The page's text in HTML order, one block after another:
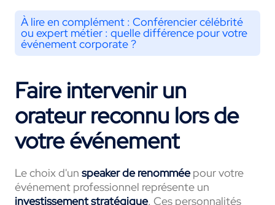
À lire en complément : Conférencier célébrité
ou expert métier : quelle différence pour votre
événement corporate ?
Faire intervenir un
orateur reconnu lors de
votre événement
Le choix d'un speaker de renomméepour votre
événement professionnel représente un
investissement stratégique. Ces personnalités